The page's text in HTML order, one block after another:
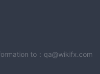
Average(DJIA), FTSE 100,
니다.
Markets . 최소 예치금 요구
to：qa@wikifx.com